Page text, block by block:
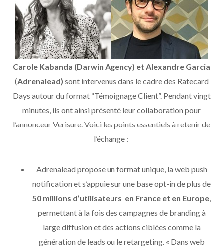
Carole Kabanda (Darwin Agency) et Alexandre Garcia
(Adrenalead) sont intervenus dans le cadre des Ratecard
Days autour du format “Témoignage Client”. Pendant vingt
minutes, ils ont ainsi présenté leur collaboration pour
l’annonceur Verisure. Voici les points essentiels à retenir de
l’échange :
Adrenalead propose un format unique, la web push
notification et s’appuie sur une base opt-in de plus de
50 millions d’utilisateurs en France et en Europe,
permettant à la fois des campagnes de branding à
large diffusion et des actions ciblées comme la
génération de leads ou le retargeting. « Dans web